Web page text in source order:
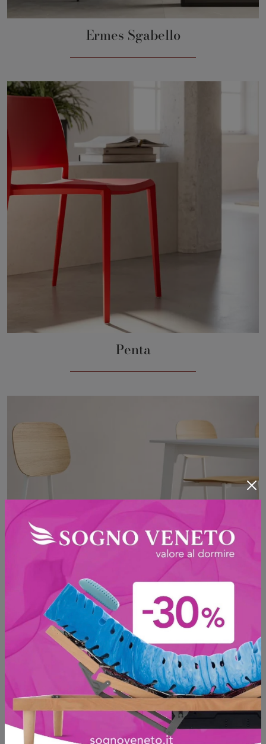
Ermes Sgabello
Penta
Omega legno